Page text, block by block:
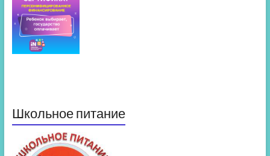
Школьное питание